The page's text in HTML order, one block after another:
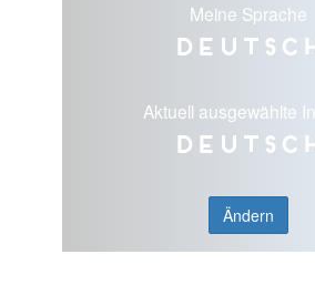
Meine Sprache
Aktuell ausgewählte
Ändern